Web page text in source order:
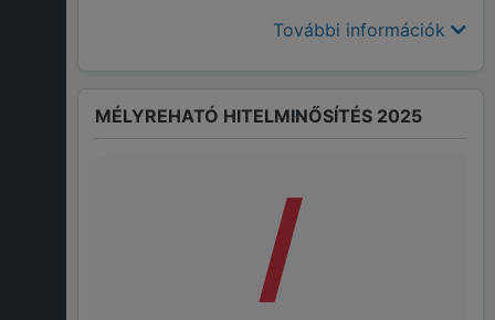
További információk
MÉLYREHATÓ HITELMINŐSÍTÉS 2025
/